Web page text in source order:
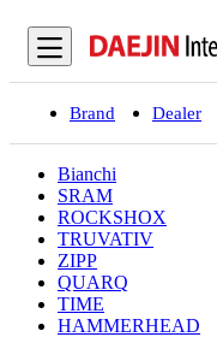
Brand Dealer
Bianchi
SRAM
ROCKSHOX
TRUVATIV
ZIPP
QUARQ
TIME
HAMMERHEAD